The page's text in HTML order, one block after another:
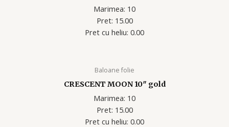
Marimea: 10
Pret: 15.00
Pret cu heliu: 0.00
Baloane folie
CRESCENT MOON 10″ gold
Marimea: 10
Pret: 15.00
Pret cu heliu: 0.00